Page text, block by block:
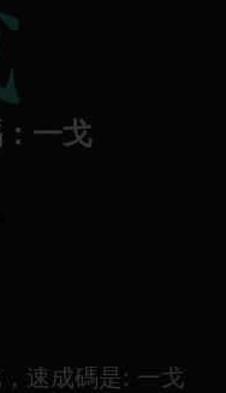
一戈
速成碼是: 一戈